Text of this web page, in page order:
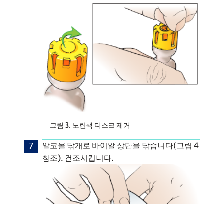
그림 3. 노란색 디스크 제거
알코올 닦개로 바이알 상단을 닦습니다(그림 4
참조). 건조시킵니다.